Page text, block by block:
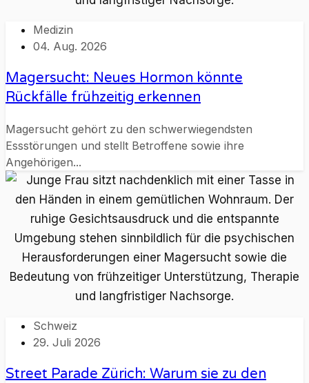
Medizin
04. Aug. 2026
Magersucht: Neues Hormon könnte
Rückfälle frühzeitig erkennen
Magersucht gehört zu den schwerwiegendsten
Essstörungen und stellt Betroffene sowie ihre
Angehörigen...
Schweiz
29. Juli 2026
Street Parade Zürich: Warum sie zu den